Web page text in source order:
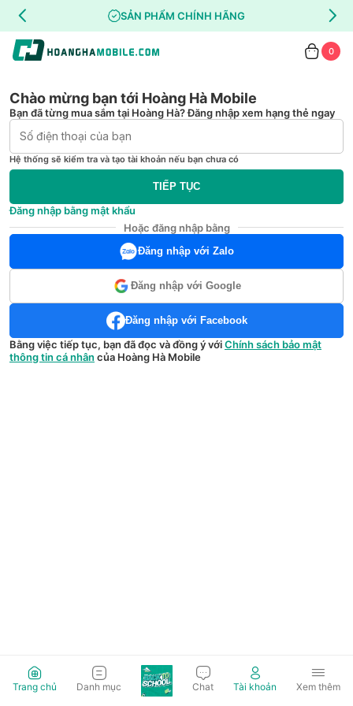
SẢN PHẨM CHÍNH HÃNG
0
Chào mừng bạn tới Hoàng Hà Mobile
Bạn đã từng mua sắm tại Hoàng Hà? Đăng nhập xem hạng thẻ ngay
Hệ thống sẽ kiểm tra và tạo tài khoản nếu bạn chưa có
TIẾP TỤC
Đăng nhập bằng mật khẩu
Hoặc đăng nhập bằng
Đăng nhập với Zalo
Đăng nhập với Google
Đăng nhập với Facebook
Bằng việc tiếp tục, bạn đã đọc và đồng ý vớiChính sách bảo mật
thông tin cá nhân của Hoàng Hà Mobile
Trang chủ Danh mục Chat Tài khoản Xem thêm